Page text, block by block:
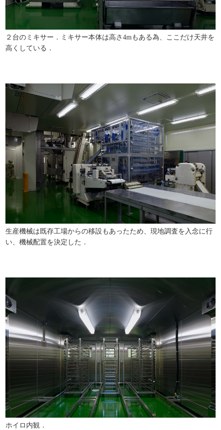
２台のミキサー．ミキサー本体は高さ4mもある為、ここだけ天井を
高くしている．
生産機械は既存工場からの移設もあったため、現地調査を入念に行
い、機械配置を決定した．
ホイロ内観．